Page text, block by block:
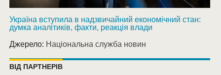
Україна вступила в надзвичайний економічний стан:
думка аналітиків, факти, реакція влади
Джерело: Національна служба новин
ВІД ПАРТНЕРІВ